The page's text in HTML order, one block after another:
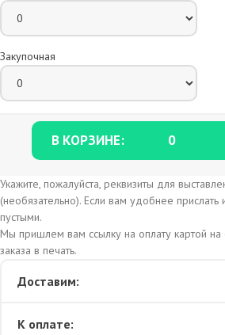
Закупочная
В КОРЗИНЕ: 0
Укажите, пожалуйста, реквизиты для
(необязательно). Если вам удобнее прислать
пустыми.
Мы пришлем вам ссылку на оплату картой на
заказа в печать.
Доставим:
К оплате: